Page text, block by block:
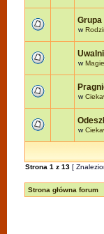
w
w
w
w
Strona 1 z 13 [
Strona główna forum